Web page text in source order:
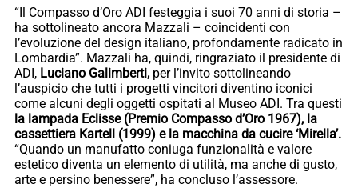
“Il Compasso d’Oro ADI festeggia i suoi 70 anni di storia –
ha sottolineato ancora Mazzali – coincidenti con
l’evoluzione del design italiano, profondamente radicato in
Lombardia”. Mazzali ha, quindi, ringraziato il presidente di
ADI, Luciano Galimberti, per l’invito sottolineando
l’auspicio che tutti i progetti vincitori diventino iconici
come alcuni degli oggetti ospitati al Museo ADI. Tra questi
la lampada Eclisse (Premio Compasso d’Oro 1967), la
cassettiera Kartell (1999) e la macchina da cucire ‘Mirella’.
“Quando un manufatto coniuga funzionalità e valore
estetico diventa un elemento di utilità, ma anche di gusto,
arte e persino benessere”, ha concluso l’assessore.